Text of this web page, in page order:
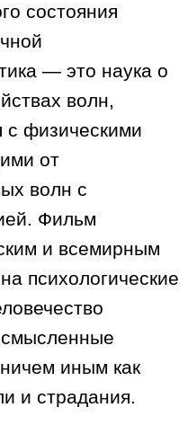
состояния
— это наука о
волн,
с физическими
от
волн с
Фильм
и всемирным
психологические
иным как
и страдания.